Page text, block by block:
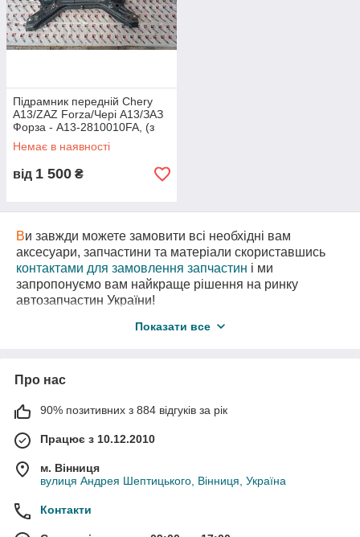
Підрамник передній Chery
A13/ZAZ Forza/Чері А13/ЗАЗ
Форза - A13-2810010FA, (з
розбірки)
Немає в наявності
від 1 500 ₴
Ви завжди можете замовити всі необхідні вам
аксесуари, запчастини та матеріали скориставшись
контактами для замовлення запчастин і ми
запропонуємо вам найкраще рішення на ринку
автозапчастин України!
за самими вигідними цінами!
Показати все
Про нас
90% позитивних з 884 відгуків за рік
Працює з 10.12.2010
м. Вінниця
вулиця Андрея Шептицького, Вінниця, Україна
Контакти